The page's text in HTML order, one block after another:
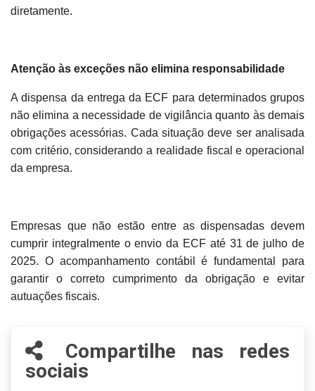
diretamente.
Atenção às exceções não elimina responsabilidade
A dispensa da entrega da ECF para determinados grupos
não elimina a necessidade de vigilância quanto às demais
obrigações acessórias. Cada situação deve ser analisada
com critério, considerando a realidade fiscal e operacional
da empresa.
Empresas que não estão entre as dispensadas devem
cumprir integralmente o envio da ECF até 31 de julho de
2025. O acompanhamento contábil é fundamental para
garantir o correto cumprimento da obrigação e evitar
autuações fiscais.
Compartilhe nas redes
sociais